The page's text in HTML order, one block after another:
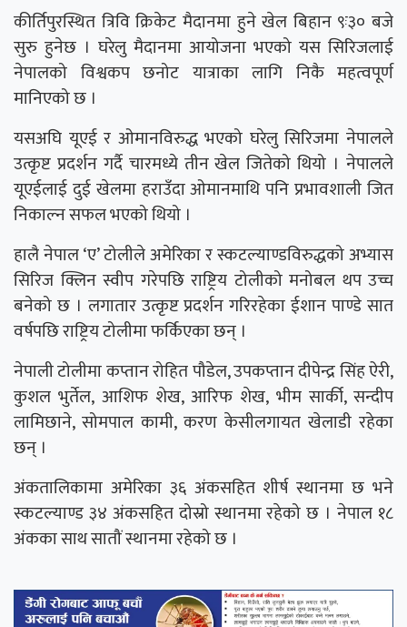
कीर्तिपुरस्थित त्रिवि क्रिकेट मैदानमा हुने खेल बिहान ९ः३० बजे
सुरु हुनेछ । घरेलु मैदानमा आयोजना भएको यस सिरिजलाई
नेपालको विश्वकप छनोट यात्राका लागि निकै महत्वपूर्ण
मानिएको छ ।
यसअघि यूएई र ओमानविरुद्ध भएको घरेलु सिरिजमा नेपालले
उत्कृष्ट प्रदर्शन गर्दै चारमध्ये तीन खेल जितेको थियो । नेपालले
यूएईलाई दुई खेलमा हराउँदा ओमानमाथि पनि प्रभावशाली जित
निकाल्न सफल भएको थियो ।
हालै नेपाल ‘ए’ टोलीले अमेरिका र स्कटल्याण्डविरुद्धको अभ्यास
सिरिज क्लिन स्वीप गरेपछि राष्ट्रिय टोलीको मनोबल थप उच्च
बनेको छ । लगातार उत्कृष्ट प्रदर्शन गरिरहेका ईशान पाण्डे सात
वर्षपछि राष्ट्रिय टोलीमा फर्किएका छन् ।
नेपाली टोलीमा कप्तान रोहित पौडेल, उपकप्तान दीपेन्द्र सिंह ऐरी,
कुशल भुर्तेल, आशिफ शेख, आरिफ शेख, भीम सार्की, सन्दीप
लामिछाने, सोमपाल कामी, करण केसीलगायत खेलाडी रहेका
छन् ।
अंकतालिकामा अमेरिका ३६ अंकसहित शीर्ष स्थानमा छ भने
स्कटल्याण्ड ३४ अंकसहित दोस्रो स्थानमा रहेको छ । नेपाल १८
अंकका साथ सातौं स्थानमा रहेको छ ।